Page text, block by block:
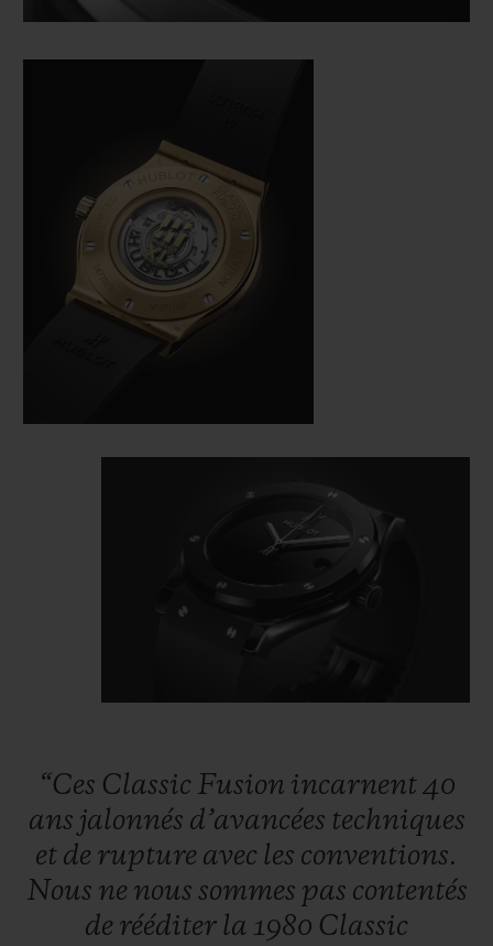
“Ces Classic Fusion incarnent40
ans jalonnés d’avancées techniques
et de rupture avec les conventions.
Nous ne nous sommes pas contentés
de rééditer la 1980 Classic